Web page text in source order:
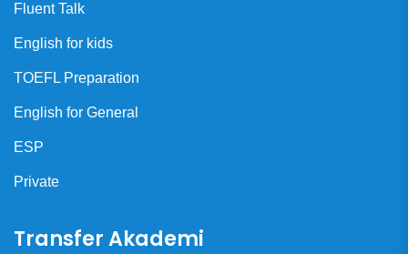
Fluent Talk
English for kids
TOEFL Preparation
English for General
ESP
Private
Transfer Akademi